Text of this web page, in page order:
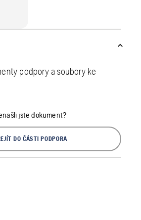
podpory a soubory ke
jste dokument?
DO ČÁSTI PODPORA